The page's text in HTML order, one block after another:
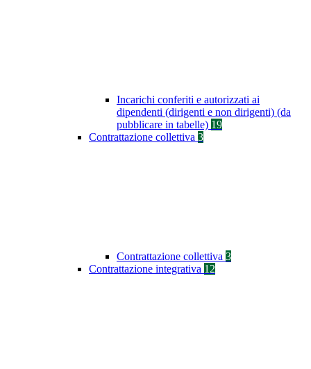
Incarichi conferiti e autorizzati ai
dipendenti (dirigenti e non dirigenti) (da
pubblicare in tabelle) 19
Contrattazione collettiva 3
Contrattazione collettiva 3
Contrattazione integrativa 12